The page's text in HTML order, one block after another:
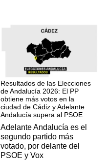
Resultados de las Elecciones
de Andalucía 2026: El PP
obtiene más votos en la
ciudad de Cádiz y Adelante
Andalucía supera al PSOE
Adelante Andalucía es el
segundo partido más
votado, por delante del
PSOE y Vox